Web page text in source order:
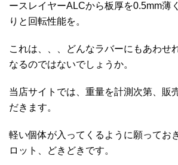
ースレイヤーALCから板厚を0.5mm薄
りと回転性能を。
これは、、、どんなラバーにもあわせ
なるのではないでしょうか。
当店サイトでは、重量を計測次第、販
だきます。
軽い個体が入ってくるように願ってお
ロット、どきどきです。